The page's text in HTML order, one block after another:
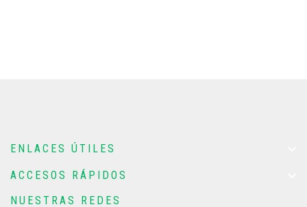
ENLACES ÚTILES
ACCESOS RÁPIDOS
NUESTRAS REDES